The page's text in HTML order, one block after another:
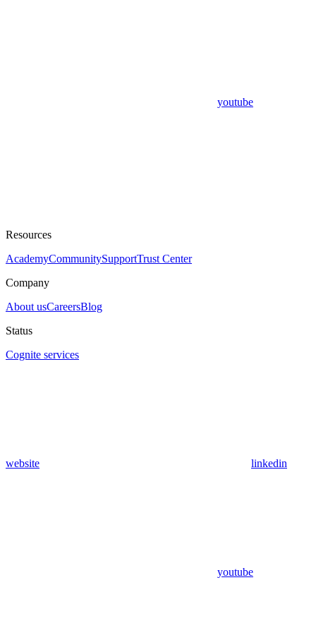
youtube
Resources
AcademyCommunitySupportTrust Center
Company
About usCareersBlog
Status
Cognite services
website linkedin
youtube